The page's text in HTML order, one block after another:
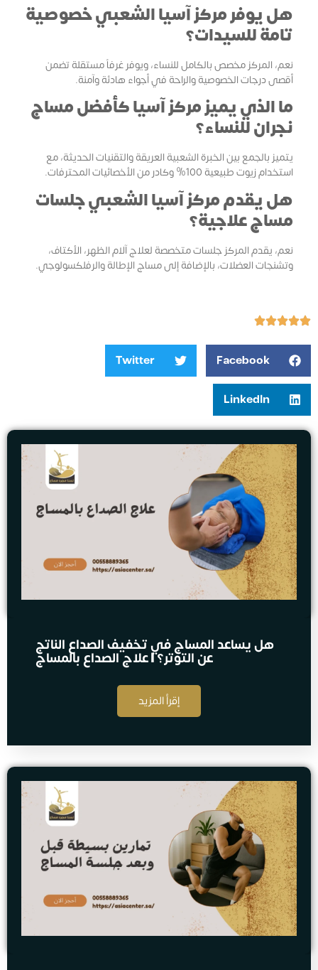
هل يوفر مركز آسيا الشعبي خصوصية
تامة للسيدات؟
نعم، المركز مخصص بالكامل للنساء، ويوفر غرفاً مستقلة تضمن
أقصى درجات الخصوصية والراحة في أجواء هادئة وآمنة.
ما الذي يميز مركز آسيا كأفضل مساج
نجران للنساء؟
يتميز بالجمع بين الخبرة الشعبية العريقة والتقنيات الحديثة، مع
استخدام زيوت طبيعية 100% وكادر من الأخصائيات المحترفات.
هل يقدم مركز آسيا الشعبي جلسات
مساج علاجية؟
نعم، يقدم المركز جلسات متخصصة لعلاج آلام الظهر، الأكتاف،
وتشنجات العضلات، بالإضافة إلى مساج الإطالة والرفلكسولوجي.
Facebook
Twitter
LinkedIn
هل يساعد المساج في تخفيف الصداع الناتج
عن التوتر؟ | علاج الصداع بالمساج
إقرأ المزيد